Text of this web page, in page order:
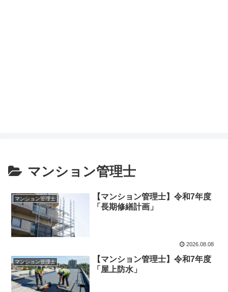
マンション管理士
マンション管理士
【マンション管理士】令和7年度
「長期修繕計画」
2026.08.08
マンション管理士
【マンション管理士】令和7年度
「屋上防水」